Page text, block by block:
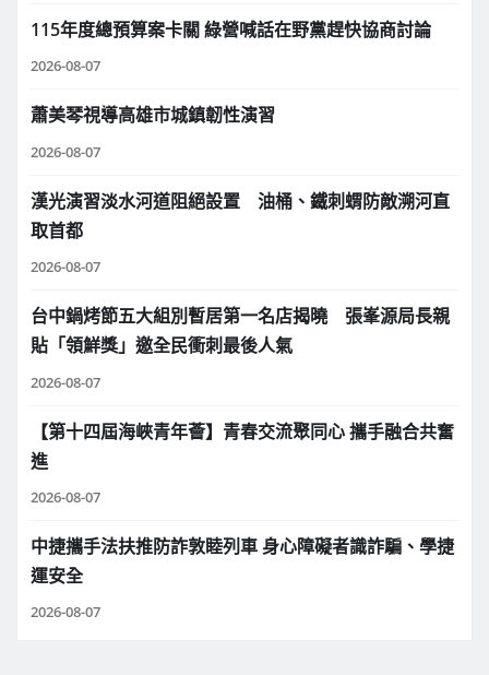
115年度總預算案卡關 綠營喊話在野黨趕快協商討論
2026-08-07
蕭美琴視導高雄市城鎮韌性演習
2026-08-07
漢光演習淡水河道阻絕設置 油桶、鐵刺蝟防敵溯河直
取首都
2026-08-07
台中鍋烤節五大組別暫居第一名店揭曉 張峯源局長親
貼「領鮮獎」邀全民衝刺最後人氣
2026-08-07
【第十四屆海峽青年薈】青春交流聚同心 攜手融合共奮
進
2026-08-07
中捷攜手法扶推防詐敦睦列車 身心障礙者識詐騙、學捷
運安全
2026-08-07